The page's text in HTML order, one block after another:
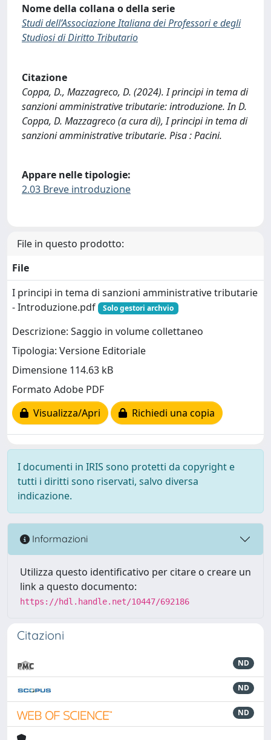
Nome della collana o della serie
Studi dell’Associazione Italiana dei Professori e degli
Studiosi di Diritto Tributario
Citazione
Coppa, D., Mazzagreco, D. (2024). I principi in tema di
sanzioni amministrative tributarie: introduzione. In D.
Coppa, D. Mazzagreco (a cura di), I principi in tema di
sanzioni amministrative tributarie. Pisa : Pacini.
Appare nelle tipologie:
2.03 Breve introduzione
File in questo prodotto:
File
I principi in tema di sanzioni amministrative tributarie
- Introduzione.pdf
Solo gestori archvio
Descrizione: Saggio in volume collettaneo
Tipologia: Versione Editoriale
Dimensione 114.63 kB
Formato Adobe PDF
Visualizza/Apri
Richiedi una copia
I documenti in IRIS sono protetti da copyright e
tutti i diritti sono riservati, salvo diversa
indicazione.
Informazioni
Utilizza questo identificativo per citare o creare un
link a questo documento:
https://hdl.handle.net/10447/692186
Citazioni
ND
ND
ND